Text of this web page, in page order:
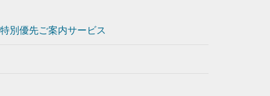
特別優先ご案内サービス